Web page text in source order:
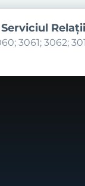
Serviciul
3061; 3062;